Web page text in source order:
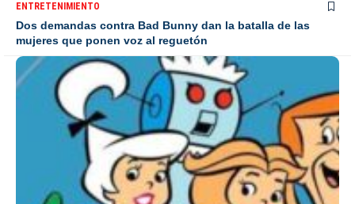
ENTRETENIMIENTO
Dos demandas contra Bad Bunny dan la batalla de las
mujeres que ponen voz al reguetón